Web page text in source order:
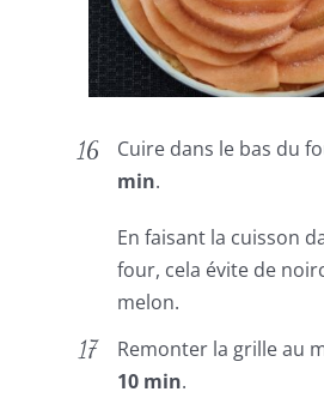
Cuire dans le bas du
min.
En faisant la cuisson
four, cela évite de
melon.
Remonter la grille au
10 min.